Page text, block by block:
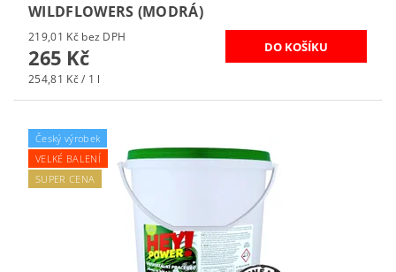
WILDFLOWERS (MODRÁ)
219,01 Kč bez DPH
265 Kč
254,81 Kč / 1 l
Český výrobek
VELKÉ BALENÍ
SUPER CENA